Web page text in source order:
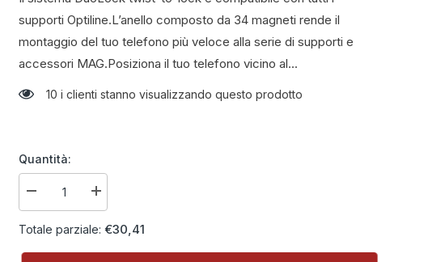
supporti Optiline.L’anello composto da 34 magneti rende il
montaggio del tuo telefono più veloce alla serie di supporti e
accessori MAG.Posiziona il tuo telefono vicino al...
10 i clienti stanno visualizzando questo prodotto
Quantità:
Diminuire
la
per
Aumenta
la
per
Totale parziale:€30,41